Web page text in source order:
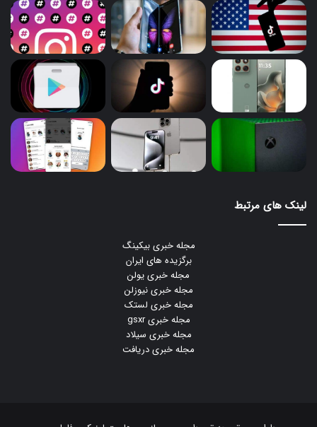
لینک های مرتبط
مجله خبری بیکینگ
برگزیده های ایران
مجله خبری یولن
مجله خبری نیوزلن
مجله خبری لستک
مجله خبری gsxr
مجله خبری سیلاد
مجله خبری دریافت